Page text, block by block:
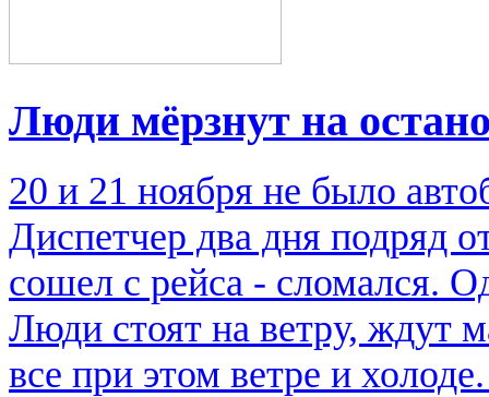
Люди мёрзнут на
20 и 21 ноября не было
Диспетчер два дня подряд
сошел с рейса - сломался.
Люди стоят на ветру, ждут
все при этом ветре и